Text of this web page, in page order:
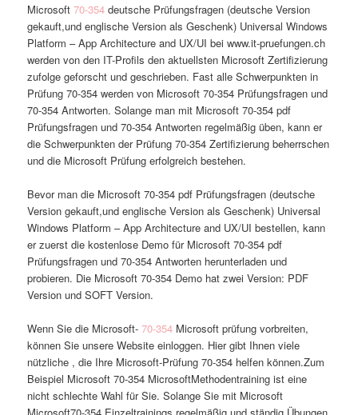
Microsoft70-354 deutsche Prüfungsfragen (deutsche Version
gekauft,und englische Version als Geschenk) Universal Windows
Platform – App Architecture and UX/UI bei www.it-pruefungen.ch
werden von den IT-Profils den aktuellsten Microsoft Zertifizierung
zufolge geforscht und geschrieben. Fast alle Schwerpunkten in
Prüfung 70-354 werden von Microsoft 70-354 Prüfungsfragen und
70-354 Antworten. Solange man mit Microsoft 70-354 pdf
Prüfungsfragen und 70-354 Antworten regelmäßig üben, kann er
die Schwerpunkten der Prüfung 70-354 Zertifizierung beherrschen
und die Microsoft Prüfung erfolgreich bestehen.
Bevor man die Microsoft 70-354 pdf Prüfungsfragen (deutsche
Version gekauft,und englische Version als Geschenk) Universal
Windows Platform – App Architecture and UX/UI bestellen, kann
er zuerst die kostenlose Demo für Microsoft 70-354 pdf
Prüfungsfragen und 70-354 Antworten herunterladen und
probieren. Die Microsoft 70-354 Demo hat zwei Version: PDF
Version und SOFT Version.
Wenn Sie die Microsoft-70-354 Microsoft prüfung vorbreiten,
können Sie unsere Website einloggen. Hier gibt Ihnen viele
nützliche , die Ihre Microsoft-Prüfung 70-354 helfen können.Zum
Beispiel Microsoft 70-354 MicrosoftMethodentraining ist eine
nicht schlechte Wahl für Sie. Solange Sie mit Microsoft